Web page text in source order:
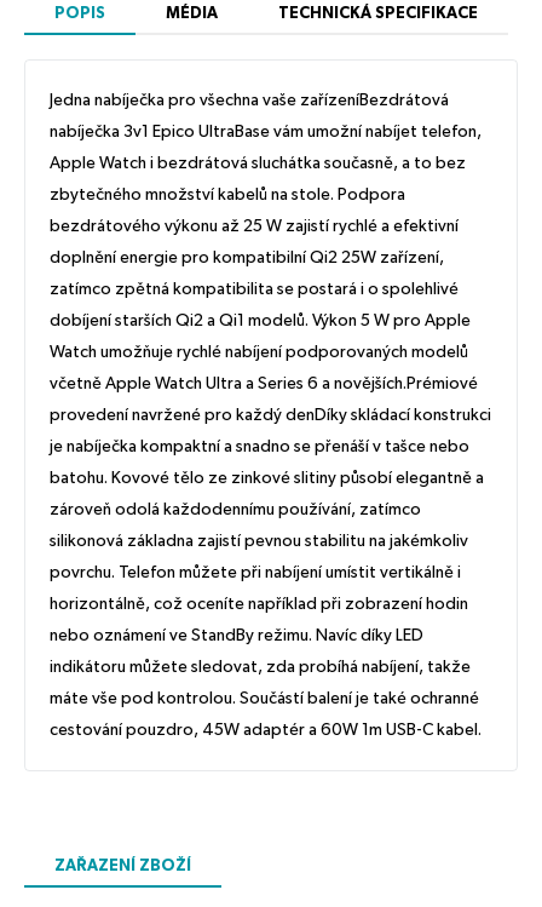
POPIS MÉDIA TECHNICKÁ SPECIFIKACE
Jedna nabíječka pro všechna vaše zařízeníBezdrátová
nabíječka 3v1 Epico UltraBase vám umožní nabíjet telefon,
Apple Watch i bezdrátová sluchátka současně, a to bez
zbytečného množství kabelů na stole. Podpora
bezdrátového výkonu až 25 W zajistí rychlé a efektivní
doplnění energie pro kompatibilní Qi2 25W zařízení,
zatímco zpětná kompatibilita se postará i o spolehlivé
dobíjení starších Qi2 a Qi1 modelů. Výkon 5 W pro Apple
Watch umožňuje rychlé nabíjení podporovaných modelů
včetně Apple Watch Ultra a Series 6 a novějších.Prémiové
provedení navržené pro každý denDíky skládací konstrukci
je nabíječka kompaktní a snadno se přenáší v tašce nebo
batohu. Kovové tělo ze zinkové slitiny působí elegantně a
zároveň odolá každodennímu používání, zatímco
silikonová základna zajistí pevnou stabilitu na jakémkoliv
povrchu. Telefon můžete při nabíjení umístit vertikálně i
horizontálně, což oceníte například při zobrazení hodin
nebo oznámení ve StandBy režimu. Navíc díky LED
indikátoru můžete sledovat, zda probíhá nabíjení, takže
máte vše pod kontrolou. Součástí balení je také ochranné
cestování pouzdro, 45W adaptér a 60W 1m USB-C kabel.
ZAŘAZENÍ ZBOŽÍ